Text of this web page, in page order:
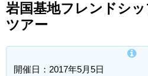
岩国基地フレンドシ
ツアー
開催日：2017年5月5日